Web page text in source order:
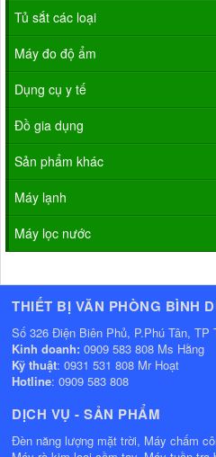
Tủ sắt các loại
Máy đo độ ẩm
Dụng cụ y tế
Đồ gia dụng
Sản phẩm khác
Máy lạnh
Máy lọc nước
THIẾT BỊ VĂN PHÒNG BÌNH
Số 326 Điện Biên Phủ, P.Phú Tân, TP
Kinh doanh: 0909 583 808 Ms Hằng
Kỹ thuật: 0931 531 808 Mr Hoạt
Hotline: 0909 583 808
DỊCH VỤ - SẢN PHẨM
Đèn năng lượng mặt trời, Máy chấm